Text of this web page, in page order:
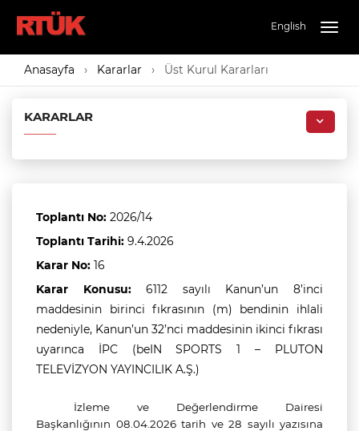
English
Anasayfa Kararlar Üst Kurul Kararları
KARARLAR
Toplantı No: 2026/14
Toplantı Tarihi: 9.4.2026
Karar No: 16
Karar Konusu:6112 sayılı Kanun’un 8’inci
maddesinin birinci fıkrasının (m) bendinin ihlali
nedeniyle, Kanun’un 32’nci maddesinin ikinci fıkrası
uyarınca İPC (beIN SPORTS 1 – PLUTON
TELEVİZYON YAYINCILIK A.Ş.)
İzleme ve Değerlendirme Dairesi
Başkanlığının 08.04.2026 tarih ve 28 sayılı yazısına